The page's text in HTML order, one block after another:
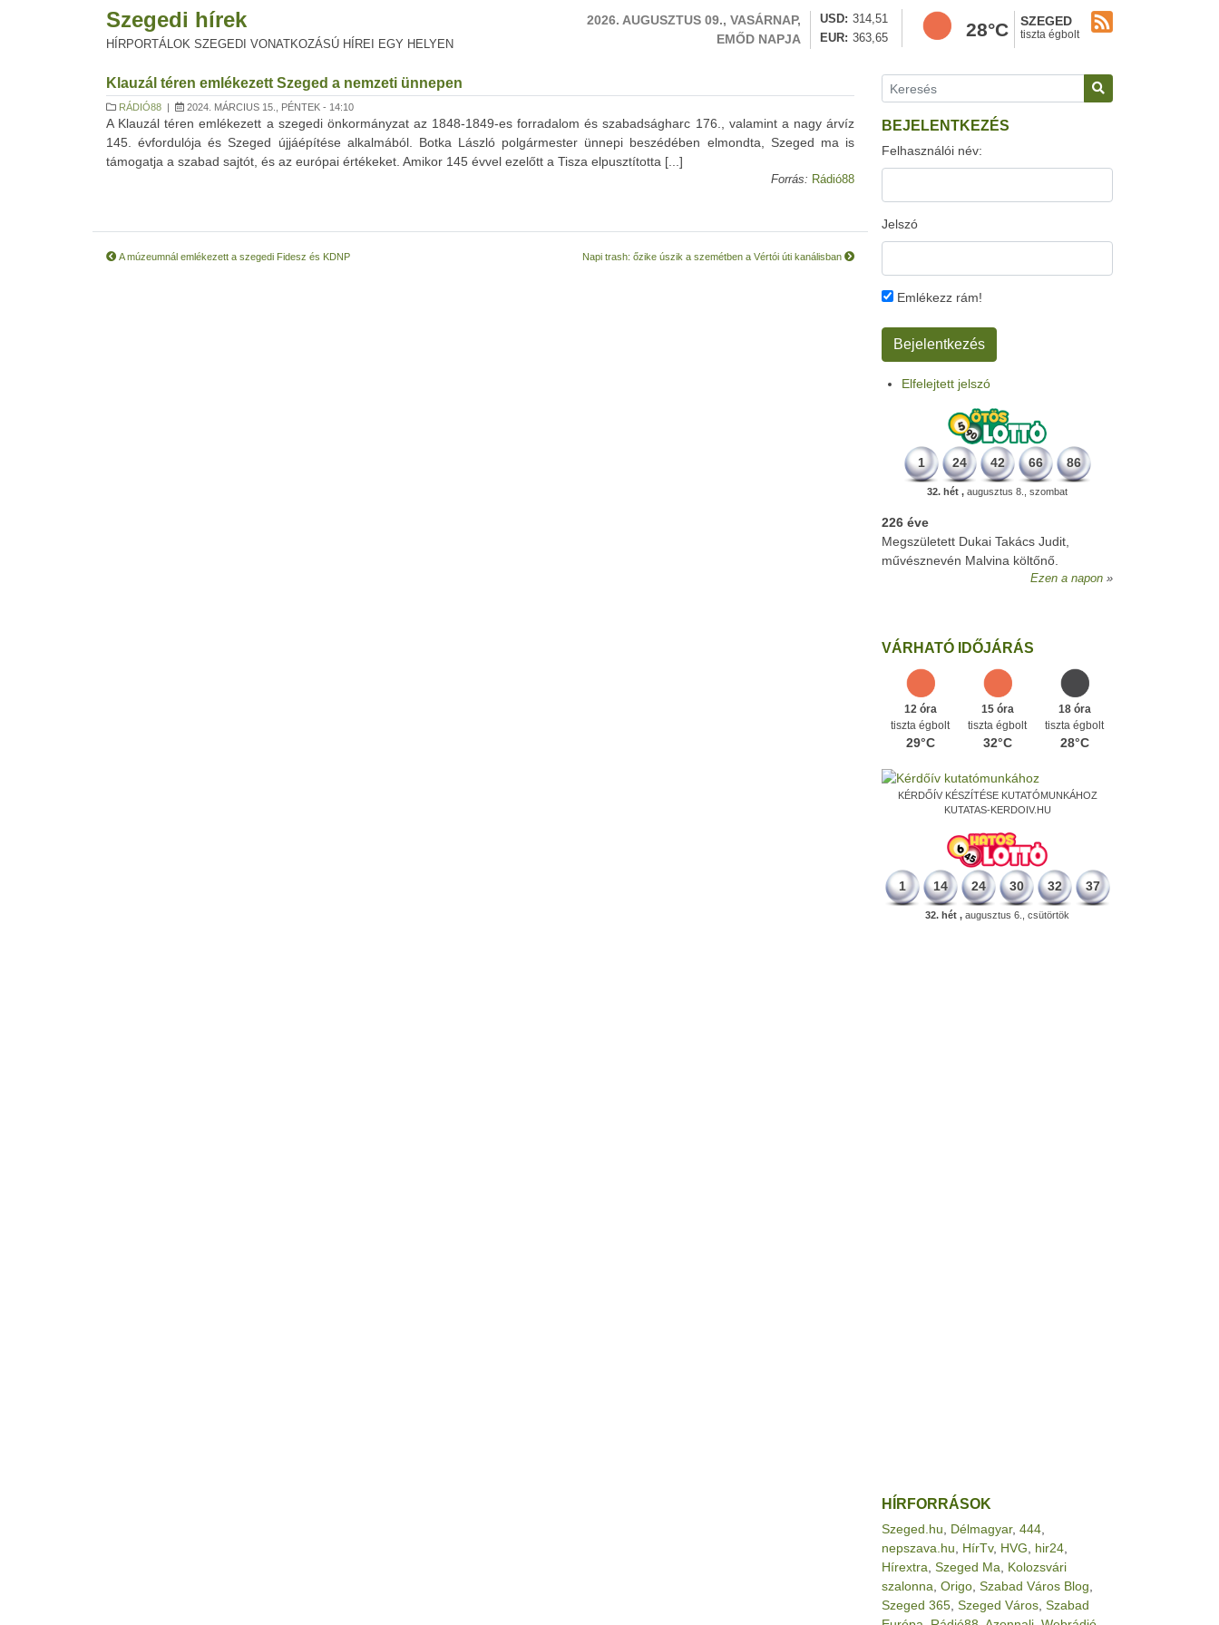
Szegedi hírek
HÍRPORTÁLOK SZEGEDI VONATKOZÁSÚ HÍREI EGY HELYEN
2026. AUGUSZTUS 09., VASÁRNAP,
EMŐD NAPJA
USD
314,51
EUR
363,65 28°C SZEGED
tiszta égbolt
Klauzál téren emlékezett Szeged a nemzeti ünnepen
RÁDIÓ88 | 2024. MÁRCIUS 15., PÉNTEK - 14:10
A Klauzál téren emlékezett a szegedi önkormányzat az 1848-1849-es forradalom és szabadságharc 176., valamint a nagy árvíz
145. évfordulója és Szeged újjáépítése alkalmából. Botka László polgármester ünnepi beszédében elmondta, Szeged ma is
támogatja a szabad sajtót, és az európai értékeket. Amikor 145 évvel ezelőtt a Tisza elpusztította [...]
Forrás: Rádió88
A múzeumnál emlékezett a szegedi Fidesz és KDNP Napi trash: őzike úszik a szemétben a Vértói úti kanálisban
BEJELENTKEZÉS
Felhasználói név:
Jelszó
Emlékezz rám!
Elfelejtett jelszó
1 24 42 66 86
32. hét , augusztus 8., szombat
226 éve
Megszületett Dukai Takács Judit,
művésznevén Malvina költőnő.
Ezen a napon
VÁRHATÓ IDŐJÁRÁS
12 óra
tiszta égbolt
29°C
15 óra
tiszta égbolt
32°C
18 óra
tiszta égbolt
28°C
KÉRDŐÍV KÉSZÍTÉSE KUTATÓMUNKÁHOZ
KUTATAS-KERDOIV.HU
1 14 24 30 32 37
32. hét , augusztus 6., csütörtök
HÍRFORRÁSOK
Szeged.hu Délmagyar, 444
nepszava.hu
HírTv, HVG hir24
Hírextra Szeged Ma
Kolozsvári
szalonna Origo Szabad Város Blog
Szeged 365 Szeged Város Szabad